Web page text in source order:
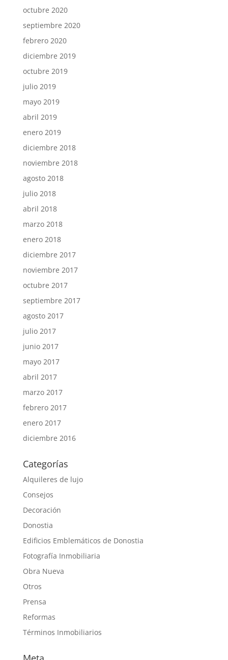
octubre 2020
septiembre 2020
febrero 2020
diciembre 2019
octubre 2019
julio 2019
mayo 2019
abril 2019
enero 2019
diciembre 2018
noviembre 2018
agosto 2018
julio 2018
abril 2018
marzo 2018
enero 2018
diciembre 2017
noviembre 2017
octubre 2017
septiembre 2017
agosto 2017
julio 2017
junio 2017
mayo 2017
abril 2017
marzo 2017
febrero 2017
enero 2017
diciembre 2016
Categorías
Alquileres de lujo
Consejos
Decoración
Donostia
Edificios Emblemáticos de Donostia
Fotografía Inmobiliaria
Obra Nueva
Otros
Prensa
Reformas
Términos Inmobiliarios